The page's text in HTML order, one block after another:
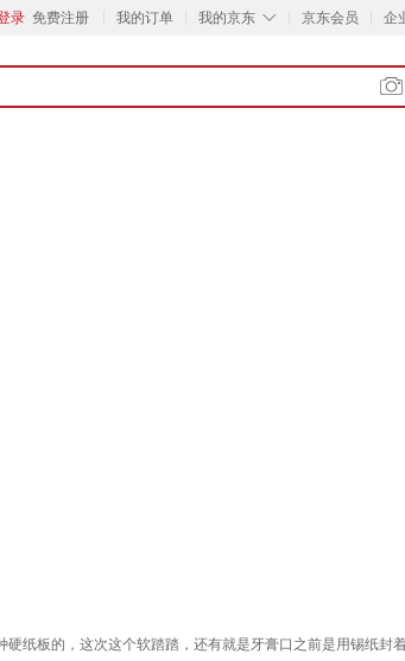
录 免费注册 我的订单 ◇
我的京东 京东会员 企
纸板的，这次这个软踏踏，还有就是牙膏口之前是用锡纸